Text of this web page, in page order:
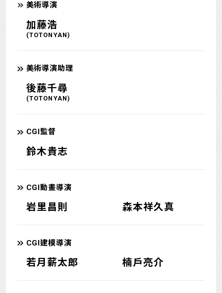
美術導演
加藤浩
(TOTONYAN)
美術導演助理
後藤千尋
(TOTONYAN)
CGI監督
鈴木貴志
CGI動畫導演
岩里昌則 森本祥久真
CGI建模導演
若月薪太郎 楠戶亮介